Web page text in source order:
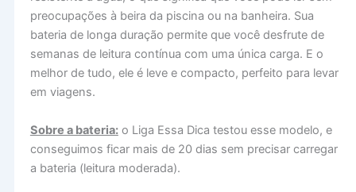
preocupações à beira da piscina ou na banheira. Sua
bateria de longa duração permite que você desfrute de
semanas de leitura contínua com uma única carga. E o
melhor de tudo, ele é leve e compacto, perfeito para levar
em viagens.
Sobre a bateria:o Liga Essa Dica testou esse modelo, e
conseguimos ficar mais de 20 dias sem precisar carregar
a bateria (leitura moderada).